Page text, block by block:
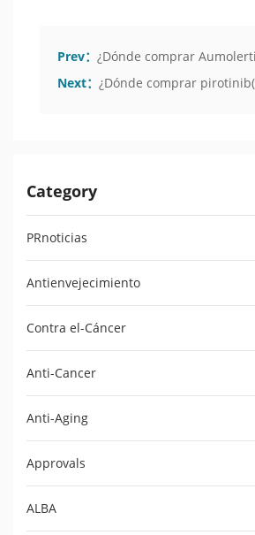
Prev： ¿Dónde comprar
Next： ¿Dónde comprar
Category
PRnoticias
Antienvejecimiento
Contra el-Cáncer
Anti-Cancer
Anti-Aging
Approvals
ALBA